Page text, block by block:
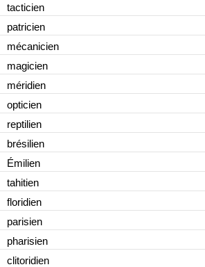
tacticien
patricien
mécanicien
magicien
méridien
opticien
reptilien
brésilien
Émilien
tahitien
floridien
parisien
pharisien
clitoridien